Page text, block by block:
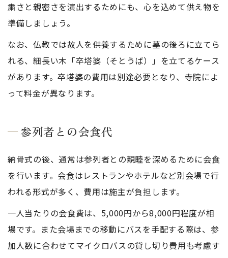
粛さと親密さを演出するためにも、心を込めて供え物を
準備しましょう。
なお、仏教では故人を供養するために墓の後ろに立てら
れる、細長い木「卒塔婆（そとうば）」を立てるケース
があります。卒塔婆の費用は別途必要となり、寺院によ
って料金が異なります。
参列者との会食代
納骨式の後、通常は参列者との親睦を深めるために会食
を行います。会食はレストランやホテルなど別会場で行
われる形式が多く、費用は施主が負担します。
一人当たりの会食費は、5,000円から8,000円程度が相
場です。また会場までの移動にバスを手配する際は、参
加人数に合わせてマイクロバスの貸し切り費用も考慮す